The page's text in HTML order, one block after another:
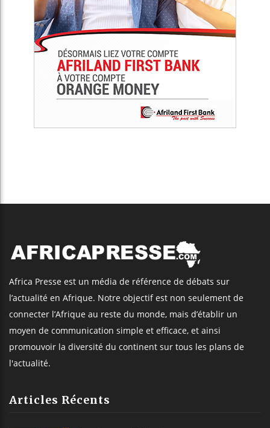
Africa Presse est un média de référence de débats sur
l’actualité en Afrique. Notre objectif est non seulement de
connecter l’Afrique au reste du monde, mais d’établir un
moyen de communication simple et efficace, et ainsi
promouvoir la diversité du continent sur tous les plans de
l'actualité.
Articles Récents